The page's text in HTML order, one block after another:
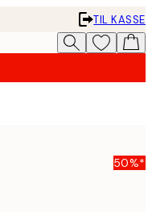
TIL KASSE
50%*